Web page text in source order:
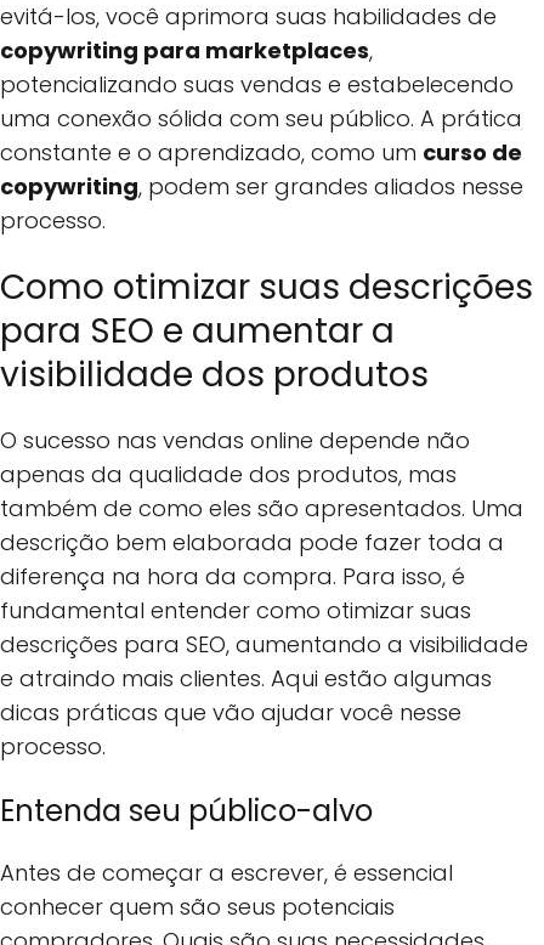
evitá-los, você aprimora suas habilidades de
copywriting para marketplaces,
potencializando suas vendas e estabelecendo
uma conexão sólida com seu público. A prática
constante e o aprendizado, como um curso de
copywriting, podem ser grandes aliados nesse
processo.
Como otimizar suas descrições
para SEO e aumentar a
visibilidade dos produtos
O sucesso nas vendas online depende não
apenas da qualidade dos produtos, mas
também de como eles são apresentados. Uma
descrição bem elaborada pode fazer toda a
diferença na hora da compra. Para isso, é
fundamental entender como otimizar suas
descrições para SEO, aumentando a visibilidade
e atraindo mais clientes. Aqui estão algumas
dicas práticas que vão ajudar você nesse
processo.
Entenda seu público-alvo
Antes de começar a escrever, é essencial
conhecer quem são seus potenciais